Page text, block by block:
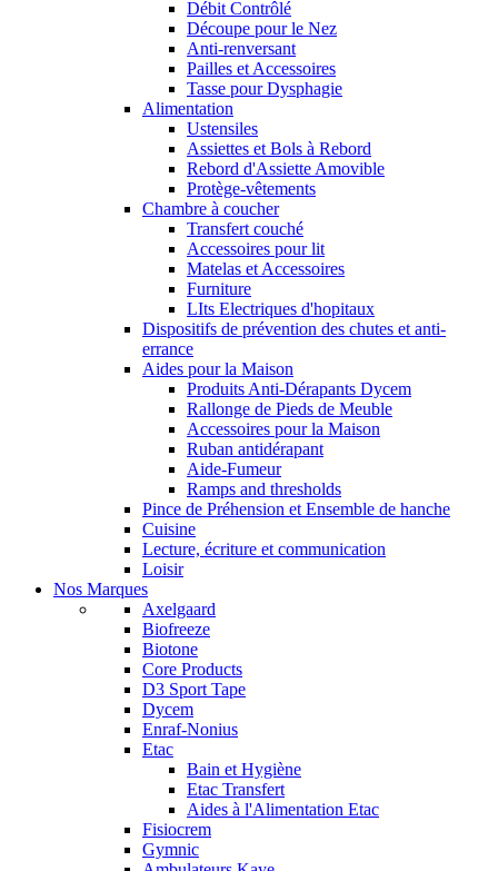
Débit Contrôlé
Découpe pour le Nez
Anti-renversant
Pailles et Accessoires
Tasse pour Dysphagie
Alimentation
Ustensiles
Assiettes et Bols à Rebord
Rebord d'Assiette Amovible
Protège-vêtements
Chambre à coucher
Transfert couché
Accessoires pour lit
Matelas et Accessoires
Furniture
LIts Electriques d'hopitaux
Dispositifs de prévention des chutes et anti-
errance
Aides pour la Maison
Produits Anti-Dérapants Dycem
Rallonge de Pieds de Meuble
Accessoires pour la Maison
Ruban antidérapant
Aide-Fumeur
Ramps and thresholds
Pince de Préhension et Ensemble de hanche
Cuisine
Lecture, écriture et communication
Loisir
Nos Marques
Axelgaard
Biofreeze
Biotone
Core Products
D3 Sport Tape
Dycem
Enraf-Nonius
Etac
Bain et Hygiène
Etac Transfert
Aides à l'Alimentation Etac
Fisiocrem
Gymnic